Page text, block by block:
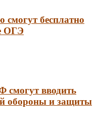
бесплатно
ОГЭ
смогут вводить
обороны и защиты